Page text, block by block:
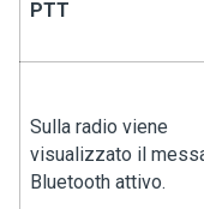
PTT
Sulla radio viene
visualizzato il
Bluetooth attivo.